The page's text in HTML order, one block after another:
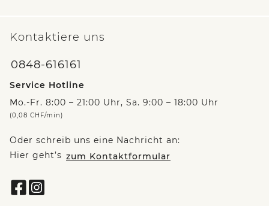
Kontaktiere uns
0848-616161
Service Hotline
Mo.-Fr. 8:00 – 21:00 Uhr, Sa. 9:00 – 18:00 Uhr
(0,08 CHF/min)
Oder schreib uns eine Nachricht an:
Hier geht’s zum Kontaktformular